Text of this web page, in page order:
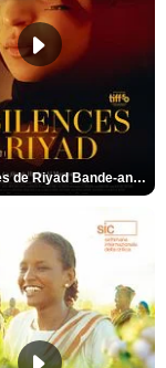
Les Silences de Riyad Bande-annonce VO STFR